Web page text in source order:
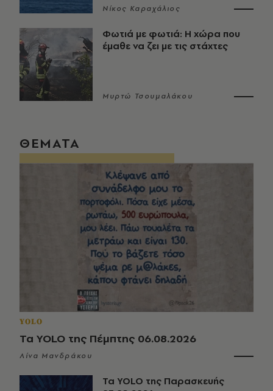
Νίκος Καραχάλιος
Φωτιά με φωτιά: Η χώρα που
έμαθε να ζει με τις στάχτες
Μυρτώ Τσουμαλάκου
ΘΕΜΑΤΑ
YOLO
Τα YOLO της Πέμπτης 06.08.2026
Λίνα Μανδράκου
Τα YOLO της Παρασκευής